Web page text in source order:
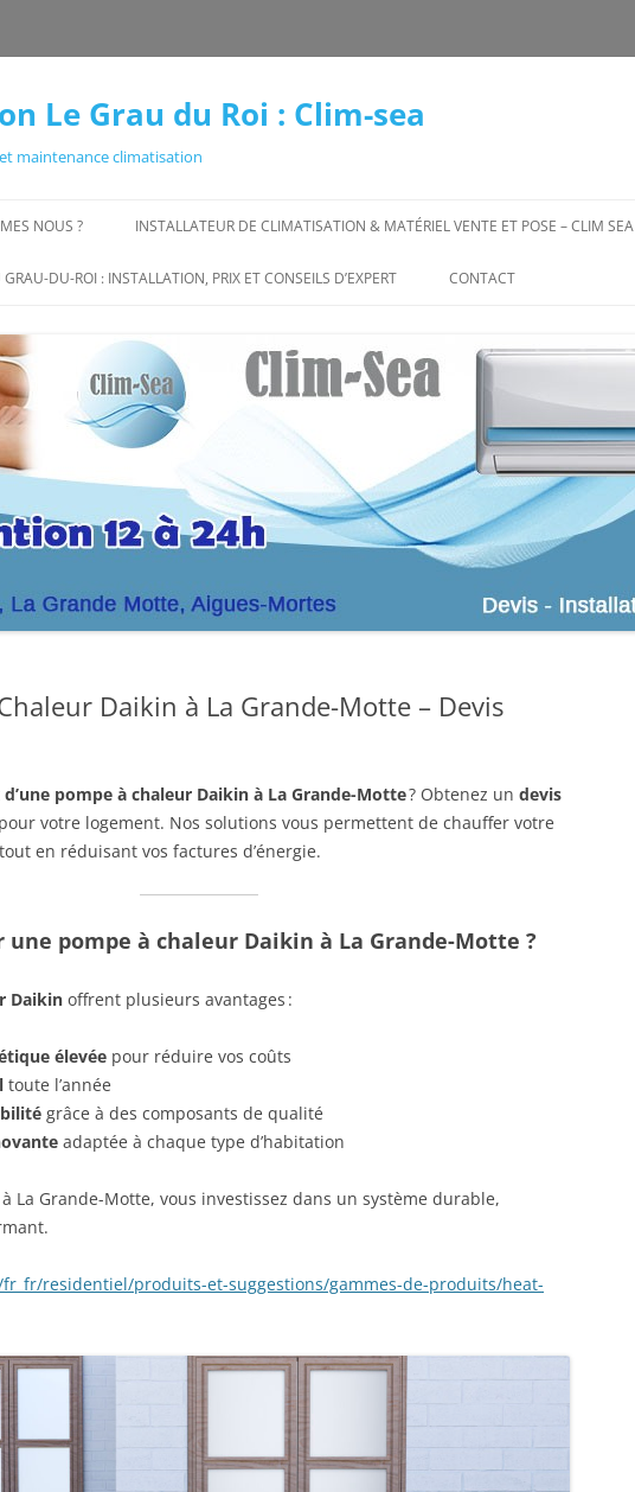
Le Grau du Roi : Clim-sea
maintenance climatisation
NOUS ?
CLIM LE GRAU DU
DE CLIMATISATION
MOTTE
INSTALLATEUR DE CLIMATISATION & MATÉRIEL VENTE ET POSE – CLIM SEA
CLIMATISATION MAISON
D’INSTALLATION ET TARIFS
DÉTAILLÉS | CLIM SEA
LES MARQUES DE CLIMATISATION
DU-ROI : INSTALLATION, PRIX ET CONSEILS D’EXPERT CONTACT
Daikin à La Grande-Motte – Devis
pompe à chaleur Daikin à La Grande-Motte? Obtenez un devis
votre logement. Nos solutions vous permettent de chauffer votre
en réduisant vos factures d’énergie.
une pompe à chaleur Daikin à La Grande-Motte ?
Daikin offrent plusieurs avantages :
élevée pour réduire vos coûts
toute l’année
grâce à des composants de qualité
adaptée à chaque type d’habitation
La Grande-Motte, vous investissez dans un système durable,
residentiel/produits-et-suggestions/gammes-de-produits/heat-